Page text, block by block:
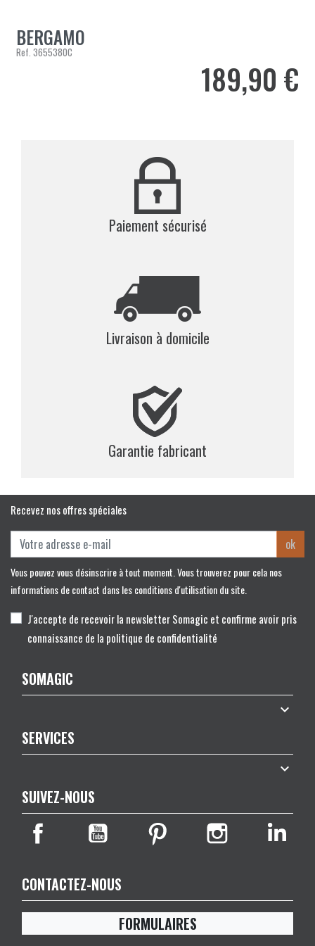
BERGAMO
Ref. 3655380C
Prix
189,90 €
Paiement sécurisé
Livraison à domicile
Garantie fabricant
Recevez nos offres spéciales
ok
Vous pouvez vous désinscrire à tout moment. Vous trouverez pour cela nos
informations de contact dans les conditions d'utilisation du site.
J'accepte de recevoir la newsletter Somagic et confirme avoir pris
connaissance de la politique de confidentialité
SOMAGIC

SERVICES

SUIVEZ-NOUS
CONTACTEZ-NOUS
FORMULAIRES